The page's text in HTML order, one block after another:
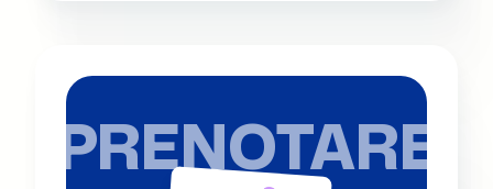
PRENOTARE